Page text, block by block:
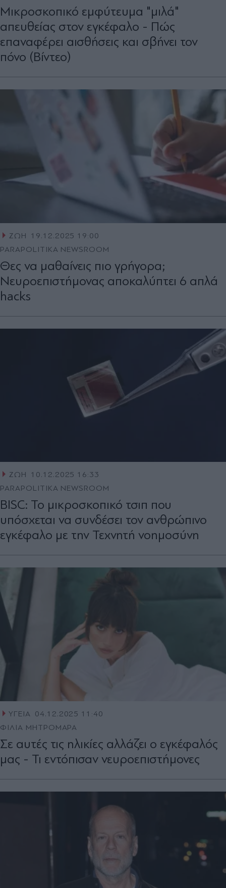
Μικροσκοπικό εμφύτευμα "μιλά"
απευθείας στον εγκέφαλο - Πώς
επαναφέρει αισθήσεις και σβήνει τον
πόνο (Βίντεο)
ΖΩΗ
19.12.2025 19:00
PARAPOLITIKA NEWSROOM
Θες να μαθαίνεις πιο γρήγορα;
Νευροεπιστήμονας αποκαλύπτει 6 απλά
hacks
ΖΩΗ
10.12.2025 16:33
PARAPOLITIKA NEWSROOM
BISC: Το μικροσκοπικό τσιπ που
υπόσχεται να συνδέσει τον ανθρώπινο
εγκέφαλο με την Τεχνητή νοημοσύνη
ΥΓΕΙΑ 04.12.2025 11:40
ΦΙΛΙΑ ΜΗΤΡΟΜΑΡΑ
Σε αυτές τις ηλικίες αλλάζει ο εγκέφαλός
μας - Τι εντόπισαν νευροεπιστήμονες